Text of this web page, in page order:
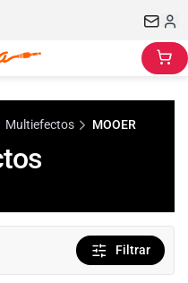
Multiefectos MOOER
Filtrar